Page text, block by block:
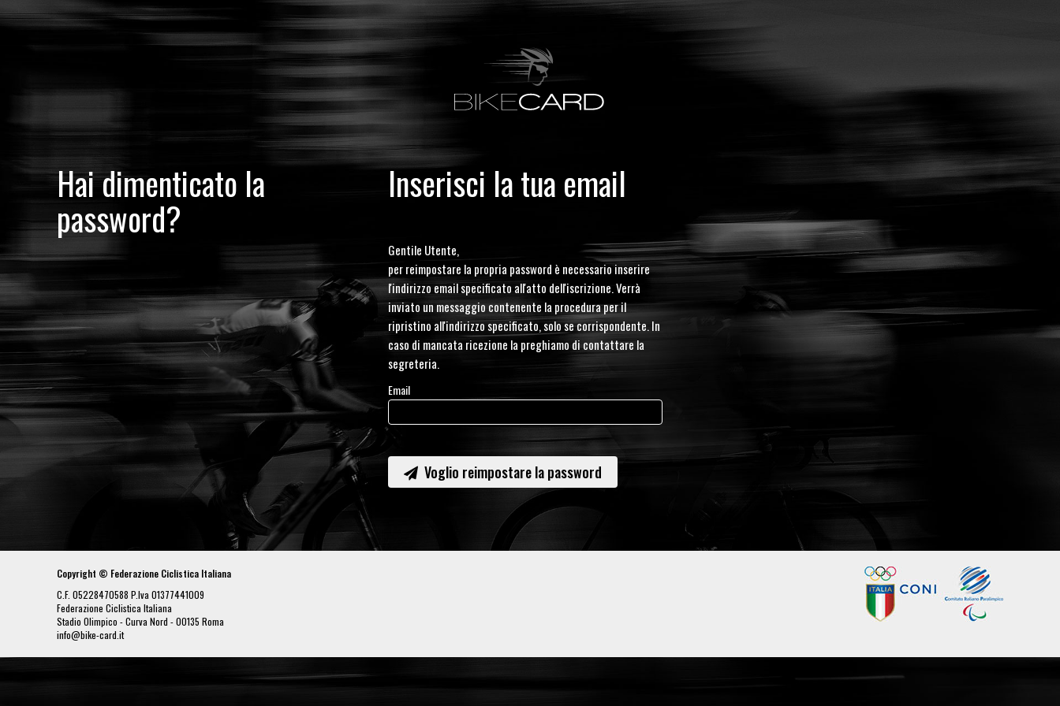
Hai dimenticato la
password?
Inserisci la tua email
Gentile Utente,
per reimpostare la propria password è necessario inserire
l'indirizzo email specificato all'atto dell'iscrizione. Verrà
inviato un messaggio contenente la procedura per il
ripristino all'indirizzo specificato, solo se corrispondente. In
caso di mancata ricezione la preghiamo di contattare la
segreteria.
Email
Voglio reimpostare la password
Copyright © Federazione Ciclistica Italiana
C.F. 05228470588 P.Iva 01377441009
Federazione Ciclistica Italiana
Stadio Olimpico - Curva Nord - 00135 Roma
info@bike-card.it